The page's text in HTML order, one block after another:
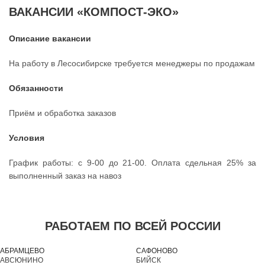
ВАКАНСИИ «КОМПОСТ-ЭКО»
Описание вакансии
На работу в Лесосибирске требуется менеджеры по продажам
Обязанности
Приём и обработка заказов
Условия
График работы: с 9-00 до 21-00. Оплата сдельная 25% за
выполненный заказ на навоз
РАБОТАЕМ ПО ВСЕЙ РОССИИ
АБРАМЦЕВО
АВСЮНИНО
САФОНОВО
БИЙСК